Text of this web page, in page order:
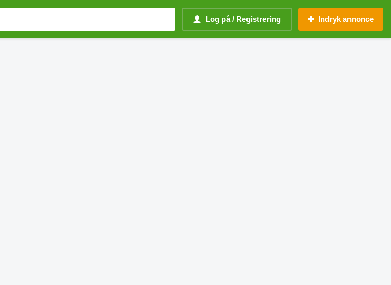
Log på / Registrering Indryk annonce